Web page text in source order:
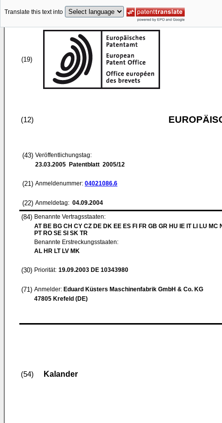
Translate this text into
(19)
(12)
(43) Veröffentlichungstag:
23.03.2005 Patentblatt 2005/12
(21) Anmeldenummer: 04021086.6
(22) Anmeldetag: 04.09.2004
(84) Benannte Vertragsstaaten:
AT BE BG CH CY CZ DE DK EE ES FI FR GB GR HU IE IT LI LU MC
PT RO SE SI SK TR
Benannte Erstreckungsstaaten:
AL HR LT LV MK
(30) Priorität: 19.09.2003 DE 10343980
(71) Anmelder: Eduard Küsters Maschinenfabrik GmbH & Co. KG
47805 Krefeld (DE)
(54) Kalander